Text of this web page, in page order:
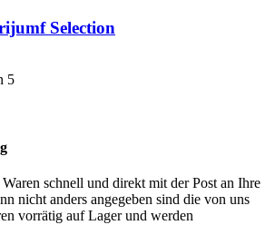
Selection
5
schnell und direkt mit der Post an Ihre
nicht anders angegeben sind die von uns
vorrätig auf Lager und werden